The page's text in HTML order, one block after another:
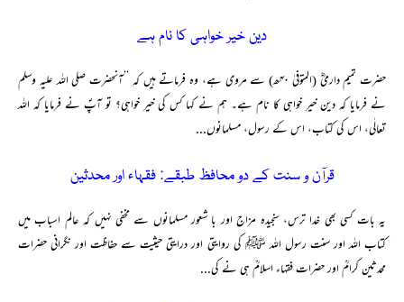
دین خیر خواہی کا نام ہے
حضرت تمیم دارمیؓ (المتوفیٰ ۴۰ھ) سے مروی ہے، وہ فرماتے ہیں کہ ’’آنحضرت صلی اللہ علیہ وسلم
نے فرمایا کہ دین خیر خواہی کا نام ہے۔ ہم نے کہا کس کی خیر خواہی؟ تو آپؐ نے فرمایا کہ اللہ
تعالٰی، اس کی کتاب، اس کے رسول، مسلمانوں...
قرآن و سنت کے دو محافظ طبقے: فقہاء اور محدثین
یہ بات کسی بھی خدا ترس، سنجیدہ مزاج اور با شعور مسلمانوں سے مخفی نہیں کہ عالم اسباب میں
کتاب اللہ اور سنت رسول اللہ ﷺ کی روایتی اور درایتی حیثیت سے حفاظت اور نگرانی حضرات
محدثین کرامؒ اور حضرات فقہاء اسلامؒ ہی نے کی...